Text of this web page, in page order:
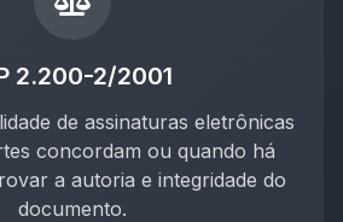
2.200-2/2001
de assinaturas eletrônicas
concordam ou quando há
a autoria e integridade do
documento.